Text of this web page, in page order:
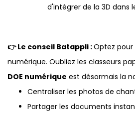
d'intégrer de la 3D dans
👉 Le conseil Batappli :Optez
numérique. Oubliez les classeurs
DOE numérique est désormais la
Centraliser les photos de
Partager les documents